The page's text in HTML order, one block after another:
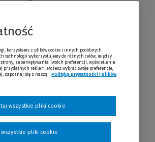
korzystamy z plików cookie i innych podobnych
technologii wykorzystujemy do różnych celów, między
zapamiętywania Twoich preferencji, wyświetlania
reklam. Możesz wybrać swoje preferencje,
zapoznaj się z naszą
Polityką prywatności i plików
wszystkie pliki cookie
wszystkie pliki cookie